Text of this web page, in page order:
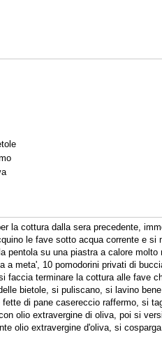
la cottura dalla sera precedente,
le fave sotto acqua corrente e
pentola su una piastra a calore
a meta', 10 pomodorini privati di
faccia terminare la cottura alle fave
bietole, si puliscano, si lavino
di pane casereccio raffermo, si
olio extravergine di oliva, poi si
olio extravergine d'oliva, si